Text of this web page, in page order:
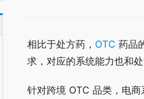
相比于处方药， OTC 药品
求，对应的系统能力也和
针对跨境 OTC 品类，电商